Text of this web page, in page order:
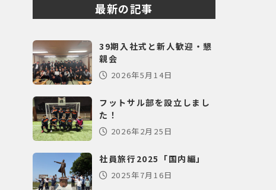
最新の記事
39期入社式と新人歓迎・懇
親会
2026年5月14日
フットサル部を設立しまし
た！
2026年2月25日
社員旅行2025「国内編」
2025年7月16日